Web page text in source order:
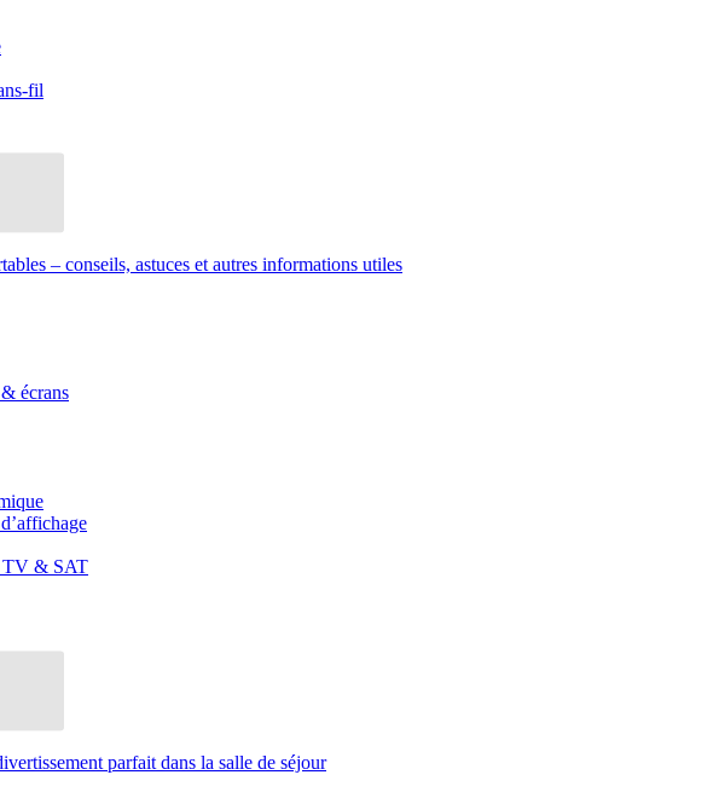
fil
– conseils, astuces et autres informations utiles
écrans
TV & SAT
parfait dans la salle de séjour